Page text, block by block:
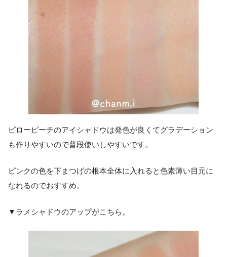
ピローピーチのアイシャドウは発色が良くてグラデーション
も作りやすいので普段使いしやすいです。
ピンクの色を下まつげの根本全体に入れると色素薄い目元に
なれるのでおすすめ。
▼ラメシャドウのアップがこちら。